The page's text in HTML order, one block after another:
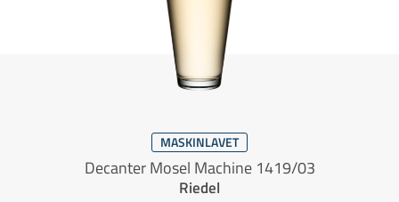
MASKINLAVET
Decanter Mosel Machine 1419/03
Riedel